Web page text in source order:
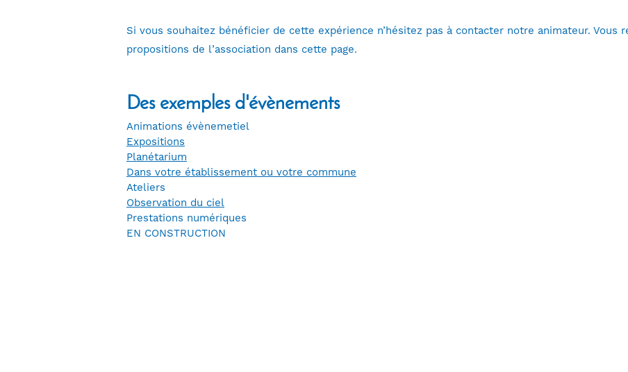
Si vous souhaitez bénéficier de cette expérience n’hésitez pas à contacter notre animateur. Vous
propositions de l’association dans cette page.
Des exemples d'évènements
Animations évènemetiel
Expositions
Planétarium
Dans votre établissement ou votre commune
Ateliers
Observation du ciel
Prestations numériques
EN CONSTRUCTION